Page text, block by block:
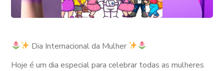
Dia Internacional da Mulher
Hoje é um dia especial para celebrar todas as mulheres